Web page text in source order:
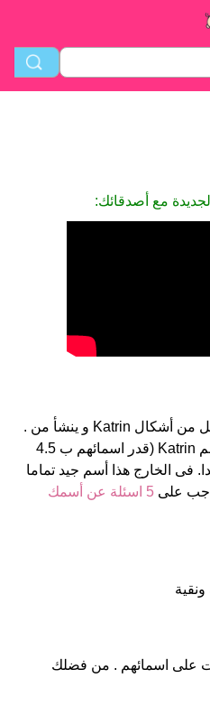
مع أصدقائك:
Katrin هو اسم فتاة. الأسم شكل من أشكال Katrin و ينشأ من .
على موقعنا 204 الأشخاص بأسم Katrin (قدر اسمائهم ب 4.5
5 اسئلة عن أسمك